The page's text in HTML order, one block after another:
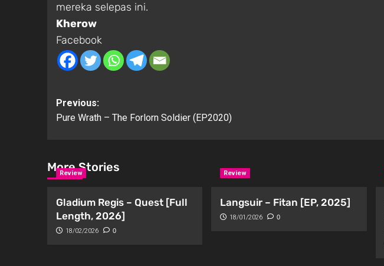
mereka selepas ini.
Kherow
Facebook
Previous:
Pure Wrath – The Forlorn Soldier (EP2020)
More Stories
Review
Gladium Regis – Quest [Full
Length, 2026]
18/02/2026 0
Review
Langsuir – Fitan [EP, 2025]
18/01/2026 0